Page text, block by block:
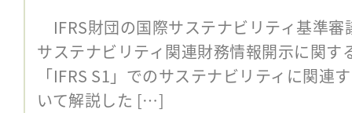
IFRS財団の国際サステナビリティ基準
サステナビリティ関連財務情報開示に関す
「IFRS S1」でのサステナビリティに関連
いて解説した […]